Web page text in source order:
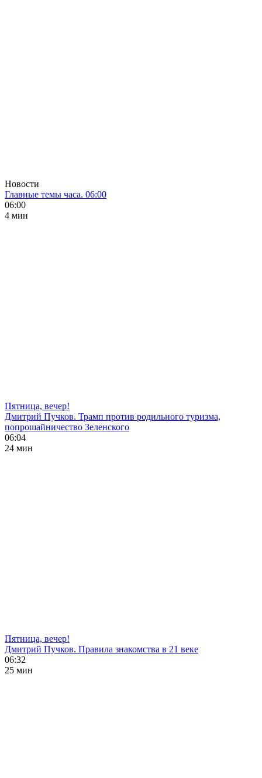
Новости
Главные темы часа. 06:00
06:00
4 мин
Пятница, вечер!
Дмитрий Пучков. Трамп против родильного туризма,
попрошайничество Зеленского
06:04
24 мин
Пятница, вечер!
Дмитрий Пучков. Правила знакомства в 21 веке
06:32
25 мин